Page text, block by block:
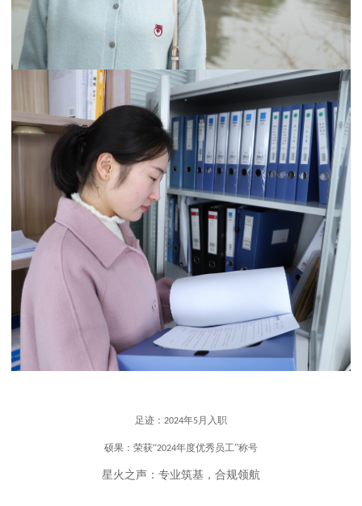
足迹： 2024年5月入职
硕果：荣获“2024年度优秀员工”称号
星火之声：专业筑基，合规领航